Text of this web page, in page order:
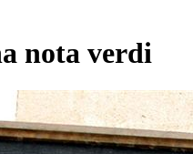
nota verdi